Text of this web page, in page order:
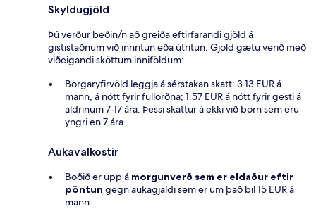
Skyldugjöld
Þú verður beðin/n að greiða eftirfarandi gjöld á
gististaðnum við innritun eða útritun. Gjöld gætu verið með
viðeigandi sköttum inniföldum:
Borgaryfirvöld leggja á sérstakan skatt: 3.13 EUR á
mann, á nótt fyrir fullorðna; 1.57 EUR á nótt fyrir gesti á
aldrinum 7-17 ára. Þessi skattur á ekki við börn sem eru
yngri en 7 ára.
Aukavalkostir
Boðið er upp á morgunverð sem er eldaður eftir
pöntun gegn aukagjaldi sem er um það bil 15 EUR á
mann